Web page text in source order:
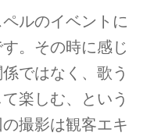
ルのイベントに
。その時に感じ
ではなく、歌う
楽しむ、という
撮影は観客エキ